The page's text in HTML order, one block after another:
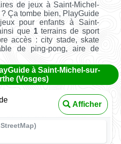
de jeux à Saint-Michel-
Ça tombe bien, PlayGuide
pour enfants à Saint-
que 1terrains de sport
accès : city stade, skate
de ping-pong, aire de
à Saint-Michel-sur-
(Vosges)
Afficher